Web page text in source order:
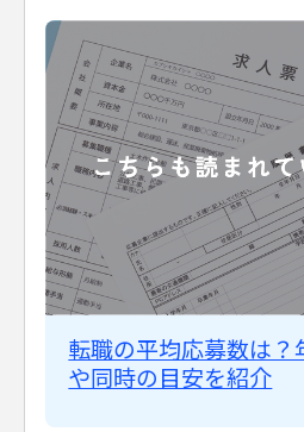
転職の平均応募数は？
や同時の目安を紹介